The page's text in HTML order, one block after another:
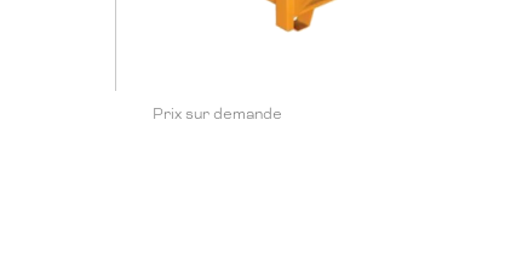
Prix sur demande